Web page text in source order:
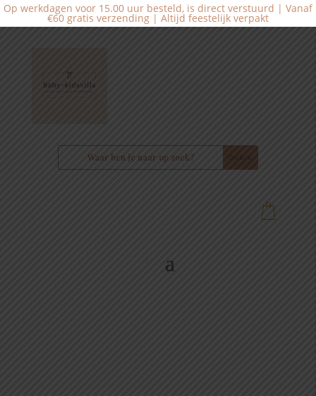
Op werkdagen voor 15.00 uur besteld, is direct verstuurd | Vanaf
€60 gratis verzending | Altijd feestelijk verpakt